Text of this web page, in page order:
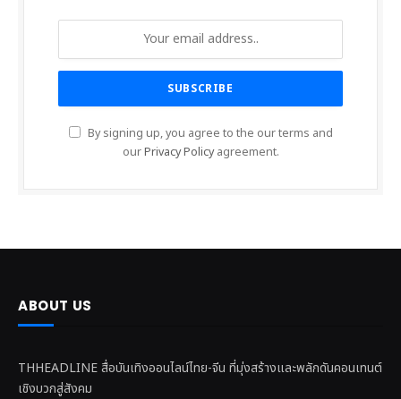
By signing up, you agree to the our terms and
ourPrivacy Policyagreement.
ABOUT US
THHEADLINE สื่อบันเทิงออนไลน์ไทย-จีน ที่มุ่งสร้างและพลักดันคอนเทนต์
เชิงบวกสู่สังคม